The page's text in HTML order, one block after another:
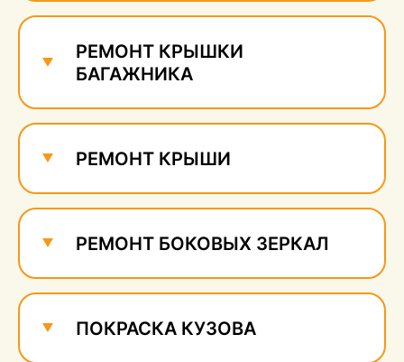
РЕМОНТ КРЫШКИ
БАГАЖНИКА
РЕМОНТ КРЫШИ
РЕМОНТ БОКОВЫХ ЗЕРКАЛ
ПОКРАСКА КУЗОВА